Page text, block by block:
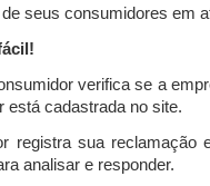
seus consumidores em
verifica se a
está cadastrada no site.
registra sua reclamação
analisar e responder.